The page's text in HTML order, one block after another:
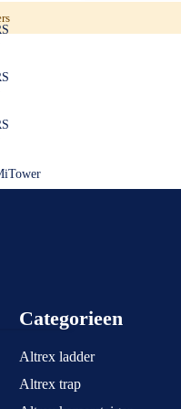
voor u klaar. U kunt ons
Categorieen
Altrex ladder
Altrex trap